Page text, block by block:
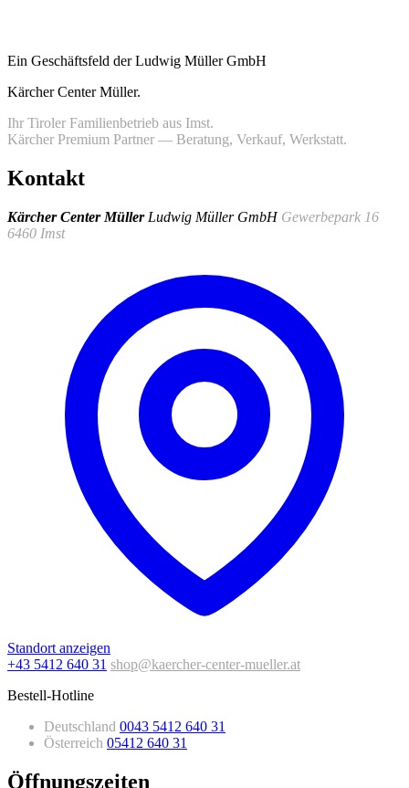
Ein Geschäftsfeld der Ludwig Müller GmbH
Kärcher Center Müller.
Ihr Tiroler Familienbetrieb aus Imst.
Kärcher Premium Partner — Beratung, Verkauf, Werkstatt.
Kontakt
Kärcher Center Müller Ludwig Müller GmbH Gewerbepark 16
6460 Imst
Standort anzeigen
+43 5412 640 31 shop@kaercher-center-mueller.at
Bestell-Hotline
Deutschland 0043 5412 640 31
Österreich 05412 640 31
Öffnungszeiten